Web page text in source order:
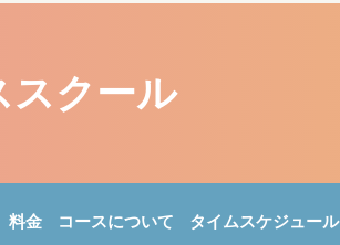
スクール
料金 コースについて タイムスケジュール